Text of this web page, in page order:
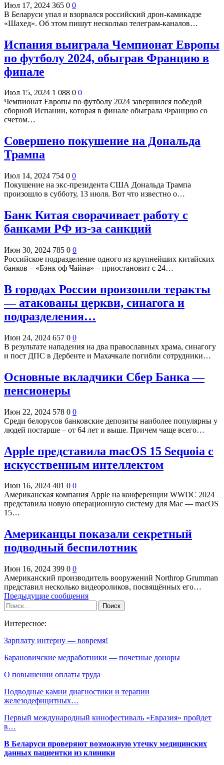
Июл 17, 2024 365 0 0
В Беларуси упал и взорвался российский дрон-камикадзе
«Шахед». Об этом пишут несколько телеграм-каналов…
Испания выиграла Чемпионат Европы
по футболу 2024, обыграв Францию в
финале
Июл 15, 2024 1 088 0 0
Чемпионат Европы по футболу 2024 завершился победой
сборной Испании, которая в финале обыграла Францию со
счетом…
Совершено покушение на Дональда
Трампа
Июл 14, 2024 754 0 0
Покушение на экс-президента США Дональда Трампа
произошло в субботу, 13 июля. Вот что известно о…
Банк Китая сворачивает работу с
банками РФ из-за санкций
Июн 30, 2024 785 0 0
Российское подразделение одного из крупнейших китайских
банков – «Бэнк оф Чайна» – приостановит с 24…
В городах России произошли теракты
— атакованы церкви, синагога и
подразделения…
Июн 24, 2024 657 0 0
В результате нападения на два православных храма, синагогу
и пост ДПС в Дербенте и Махачкале погибли сотрудники…
Основные вкладчики Сбер Банка —
пенсионеры
Июн 22, 2024 578 0 0
Среди белорусов банковские депозиты наиболее популярны у
людей постарше – от 64 лет и выше. Причем чаще всего…
Apple представила macOS 15 Sequoia с
искусственным интеллектом
Июн 16, 2024 401 0 0
Американская компания Apple на конференции WWDC 2024
представила новую операционную систему для Mac — macOS
15…
Американцы показали секретный
подводный беспилотник
Июн 16, 2024 399 0 0
Американский производитель вооружений Northrop Grumman
представил несколько видеороликов, посвящённых его…
Предыдущие сообщения
Интересное:
Зарплату интерну — вовремя!
Барановичские медработники — почетные доноры
О повышении оплаты труда
Подводные камни диагностики и терапии
железодефицитных…
Первый международный кинофестиваль «Евразия» пройдет
в…
В Беларуси проверяют возможную утечку медицинских
данных пациентки из клиники